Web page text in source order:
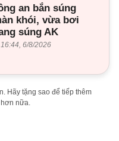
an bắn súng
khói, vừa bơi
súng AK
6/8/2026
Hãy tặng sao để tiếp thêm
nữa.